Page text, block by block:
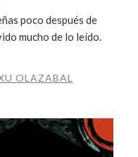
poco después de
mucho de lo leído.
OLAZABAL